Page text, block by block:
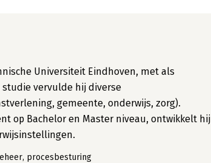
Universiteit Eindhoven, met als
studie vervulde hij diverse
gemeente, onderwijs, zorg).
op Bachelor en Master niveau, ontwikkelt hij
procesbesturing